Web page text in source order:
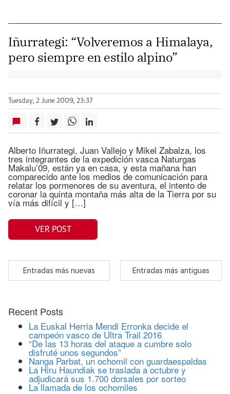
Iñurrategi: “Volveremos a Himalaya,
pero siempre en estilo alpino”
Tuesday, 2 June 2009, 23:37
Alberto Iñurrategi, Juan Vallejo y Mikel Zabalza, los
tres integrantes de la expedición vasca Naturgas
Makalu’09, están ya en casa, y esta mañana han
comparecido ante los medios de comunicación para
relatar los pormenores de su aventura, el intento de
coronar la quinta montaña más alta de la Tierra por su
vía más difícil y […]
VER POST
Entradas más nuevas Entradas más antiguas
Recent Posts
La Euskal Herria Mendi Erronka decide el
campeón vasco de Ultra Trail 2016
“De las 13 horas del ataque a cumbre solo
disfruté unos segundos”
Nanga Parbat, un ochomil con guardaespaldas
La Hiru Haundiak se traslada a octubre y
adjudicará sus 1.700 dorsales por sorteo
La llamada de los ochomiles